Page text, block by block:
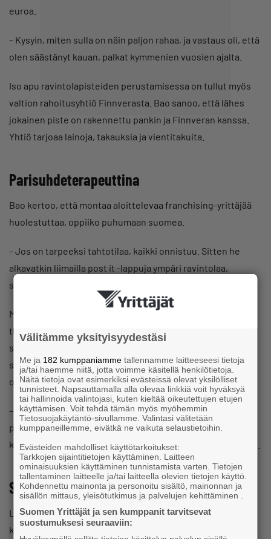
euroa.
– Kysyin, miten sulla on näin paljon rahaa, ja vastaus oli, että
olen säästänyt kauan, palkat kymmenien vuosien ajalta.
Iso apu ravintolapisteiden perustamisessa on tullut myös
valtion rahoitusyhtiö Finnverasta. Bao sanoo, että lähes
jokainen piste on rakennettu pankin ja Finnveran kanssa.
Yhtiö tarjoaa lainoja, takauksia ja vientitakuita.
Parisuhdeterapeuttina
Bao kertoo, että montaa aloittelevaa franchising-yrittäjää
huolestuttaa, oppiiko puhumaan suomea.
– Jos on tarpeeksi tahtotilaa, kaikki onnistuu. Sitten he
alkavatkin liimailla post it -lappuja ympäri ravintolaa,
suomalaisia ja kiinalaisia sanoja.
Moni on oppinut suomen töissään. Bao on rohkaissut
tiimiläisiään kertomalla äidistään, joka oppi puhumaan
sujuvaa suomea ravintolassaan. Kannustukseksi hän
saattaa mainita myös tuttuja kollegoja, jotka hekin ovat
oppineet. Muutakin henkistä tukea saatetaan tarvita.
– Tässä on pari-kolme kertaa joutunut toimimaan myös
parisuhdeterapeuttina. Kun riita saadaan sovittua, voidaan
keskittyä yritykseen. Muuten kaikki energia menee riitelyyn.
Suomalaiset lämpenevät hitaasti
Luckiefun’s on laajentanut toimintaansa uusiinkin
konsepteihin. Sizzle Station tarjoaa korealais-japanilaista
Välitämme yksityisyydestäsi
Me ja 182 kumppaniamme tallennamme laitteeseesi tietoja
ja/tai haemme niitä, jotta voimme käsitellä henkilötietoja.
Näitä tietoja ovat esimerkiksi evästeissä olevat yksilölliset
tunnisteet. Napsauttamalla alla olevaa linkkiä voit hyväksyä
tai hallinnoida valintojasi, kuten kieltää oikeutettujen etujen
käyttämisen. Voit tehdä tämän myös myöhemmin
Tietosuojakäytäntö-sivullamme. Valintasi välitetään
kumppaneillemme, eivätkä ne vaikuta selaustietoihin.
Evästeiden mahdolliset käyttötarkoitukset:
Tarkkojen sijaintitietojen käyttäminen. Laitteen
ominaisuuksien käyttäminen tunnistamista varten. Tietojen
tallentaminen laitteelle ja/tai laitteella olevien tietojen käyttö.
Kohdennettu mainonta ja personoitu sisältö, mainonnan ja
sisällön mittaus, yleisötutkimus ja palvelujen kehittäminen .
Suomen Yrittäjät ja sen kumppanit tarvitsevat
suostumuksesi seuraaviin: